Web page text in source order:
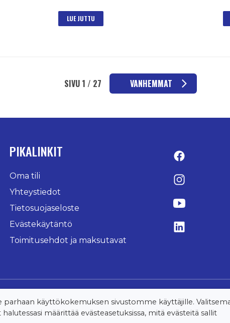
LUE JUTTU
SIVU 1 / 27 VANHEMMAT
PIKALINKIT
Oma tili
Yhteystiedot
Tietosuojaseloste
Evästekäytäntö
Toimitusehdot ja maksutavat
käyttökokemuksen sivustomme käyttäjille.
määrittää evästeasetuksissa, mitä evästeitä sallit